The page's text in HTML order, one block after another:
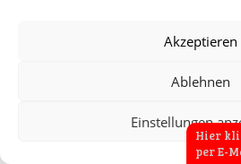
Akzeptieren
Ablehnen
Einstellungen
Samuel Schwurbelmann
Einige Jahre später ist es
geschafft, Mr. BecksterHier
per E-